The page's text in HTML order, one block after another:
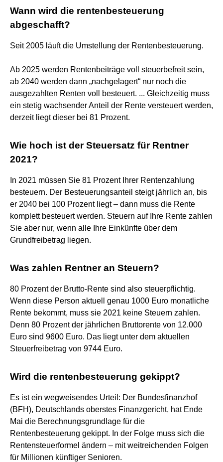
Wann wird die rentenbesteuerung
abgeschafft?
Seit 2005 läuft die Umstellung der Rentenbesteuerung.
Ab 2025 werden Rentenbeiträge voll steuerbefreit sein,
ab 2040 werden dann „nachgelagert“ nur noch die
ausgezahlten Renten voll besteuert. ... Gleichzeitig muss
ein stetig wachsender Anteil der Rente versteuert werden,
derzeit liegt dieser bei 81 Prozent.
Wie hoch ist der Steuersatz für Rentner
2021?
In 2021 müssen Sie 81 Prozent Ihrer Rentenzahlung
besteuern. Der Besteuerungsanteil steigt jährlich an, bis
er 2040 bei 100 Prozent liegt – dann muss die Rente
komplett besteuert werden. Steuern auf Ihre Rente zahlen
Sie aber nur, wenn alle Ihre Einkünfte über dem
Grundfreibetrag liegen.
Was zahlen Rentner an Steuern?
80 Prozent der Brutto-Rente sind also steuerpflichtig.
Wenn diese Person aktuell genau 1000 Euro monatliche
Rente bekommt, muss sie 2021 keine Steuern zahlen.
Denn 80 Prozent der jährlichen Bruttorente von 12.000
Euro sind 9600 Euro. Das liegt unter dem aktuellen
Steuerfreibetrag von 9744 Euro.
Wird die rentenbesteuerung gekippt?
Es ist ein wegweisendes Urteil: Der Bundesfinanzhof
(BFH), Deutschlands oberstes Finanzgericht, hat Ende
Mai die Berechnungsgrundlage für die
Rentenbesteuerung gekippt. In der Folge muss sich die
Rentensteuerformel ändern – mit weitreichenden Folgen
für Millionen künftiger Senioren.